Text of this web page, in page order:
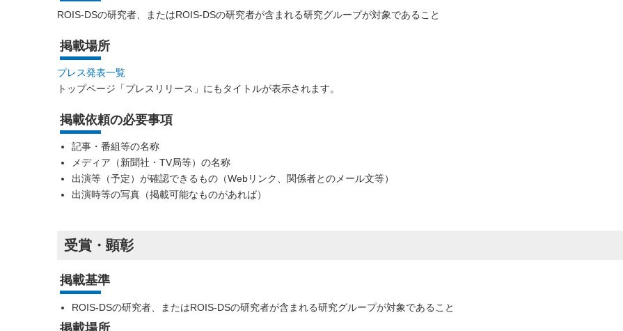
ROIS-DSの研究者、またはROIS-DSの研究者が含まれる研究グループが対象であること
掲載場所
プレス発表一覧
トップページ「プレスリリース」にもタイトルが表示されます。
掲載依頼の必要事項
記事・番組等の名称
メディア（新聞社・TV局等）の名称
出演等（予定）が確認できるもの（Webリンク、関係者とのメール文等）
出演時等の写真（掲載可能なものがあれば）
受賞・顕彰
掲載基準
ROIS-DSの研究者、またはROIS-DSの研究者が含まれる研究グループが対象であること